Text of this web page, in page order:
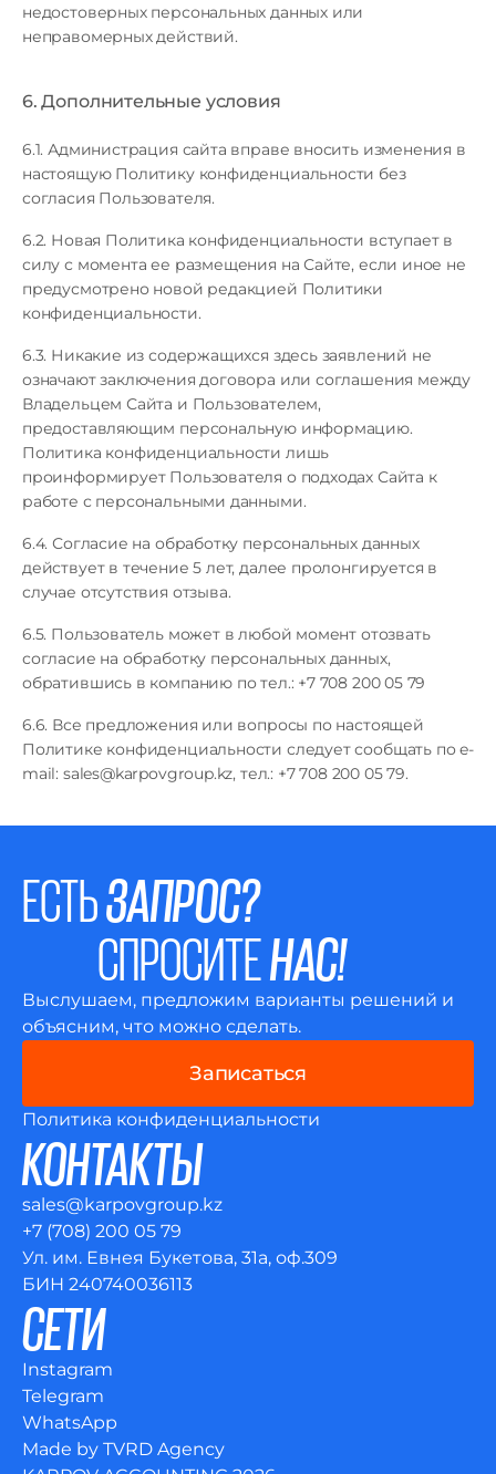
недостоверных персональных данных или
неправомерных действий.
6. Дополнительные условия
6.1. Администрация сайта вправе вносить изменения в
настоящую Политику конфиденциальности без
согласия Пользователя.
6.2. Новая Политика конфиденциальности вступает в
силу с момента ее размещения на Сайте, если иное не
предусмотрено новой редакцией Политики
конфиденциальности.
6.3. Никакие из содержащихся здесь заявлений не
означают заключения договора или соглашения между
Владельцем Сайта и Пользователем,
предоставляющим персональную информацию.
Политика конфиденциальности лишь
проинформирует Пользователя о подходах Сайта к
работе с персональными данными.
6.4. Согласие на обработку персональных данных
действует в течение 5 лет, далее пролонгируется в
случае отсутствия отзыва.
6.5. Пользователь может в любой момент отозвать
согласие на обработку персональных данных,
обратившись в компанию по тел.: +7 708 200 05 79
6.6. Все предложения или вопросы по настоящей
Политике конфиденциальности следует сообщать по e-
mail: sales@karpovgroup.kz, тел.: +7 708 200 05 79.
ЕСТЬЗАПРОС?
СПРОСИТЕНАС!
Выслушаем, предложим варианты решений и
объясним, что можно сделать.
Записаться
Политика конфиденциальности
КОНТАКТЫ
sales@karpovgroup.kz
+7 (708) 200 05 79
​Ул. им. Евнея Букетова, 31а, оф.309
БИН 240740036113
СЕТИ
Instagram
Telegram
WhatsApp
Made by TVRD Agency